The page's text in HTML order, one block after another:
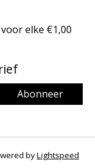
elke €1,00
Abonneer
byLightspeed